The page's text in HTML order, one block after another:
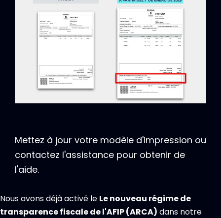
Mettez à jour votre modèle d'impression ou
contactez l'assistance pour obtenir de
l'aide.
Nous avons déjà activé le Le nouveau régime de
transparence fiscale de l'AFIP (ARCA) dans notre